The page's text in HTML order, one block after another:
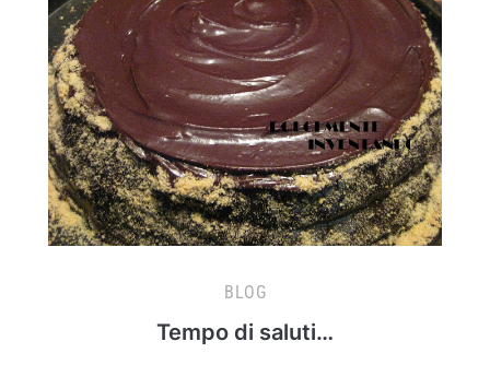
BLOG
Tempo di saluti…